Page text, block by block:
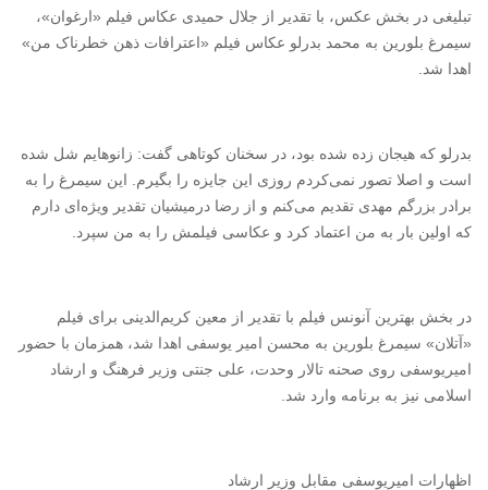
تبلیغی در بخش عکس، با تقدیر از جلال حمیدی عکاس فیلم «ارغوان»،
سیمرغ بلورین به محمد بدرلو عکاس فیلم «اعترافات ذهن خطرناک من»
اهدا شد.
بدرلو که هیجان زده شده بود، در سخنان کوتاهی گفت: زانو‌هایم شل شده
است و اصلا تصور نمی‌کردم روزی این جایزه را بگیرم. این سیمرغ را به
برادر بزرگم مهدی تقدیم می‌کنم و از رضا درمیشیان تقدیر ویژه‌ای دارم
که اولین بار به من اعتماد کرد و عکاسی فیلمش را به من سپرد.
در بخش بهترین آنونس فیلم با تقدیر از معین کریم‌الدینی برای فیلم
«آتلان» سیمرغ بلورین به محسن امیر یوسفی اهدا شد، همزمان با حضور
امیریوسفی روی صحنه تالار وحدت، علی جنتی وزیر فرهنگ و ارشاد
اسلامی نیز به برنامه وارد شد.
اظهارات امیریوسفی مقابل وزیر ارشاد